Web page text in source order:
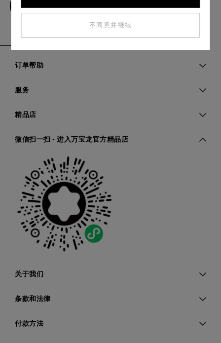
订单帮助
服务
精品店
微信扫一扫 - 进入万宝龙官方精品店
关于我们
条款和法律
付款方法
不同意并继续